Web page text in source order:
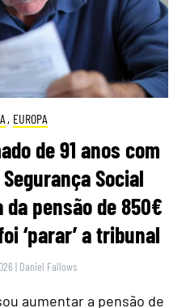
, EUROPA
de 91 anos com
Social
pensão de 850€
‘parar’ a tribunal
| Daniel Fallows
aumentar a pensão de